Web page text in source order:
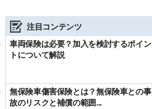
注目コンテンツ
車両保険は必要？加入を検討するポイン
トについて解説
無保険車傷害保険とは？無保険車との事
故のリスクと補償の範囲...